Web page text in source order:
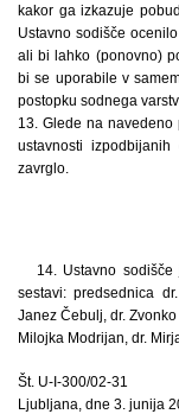
kakor ga izkazuje
Ustavno sodišče
ali bi lahko (ponovno)
bi se uporabile v
postopku sodnega
13. Glede na
ustavnosti
zavrglo.
14. Ustavno
sestavi: predsednica
Janez Čebulj, dr.
Milojka Modrijan, dr.
Št. U-I-300/02-31
Ljubljana, dne 3. junija